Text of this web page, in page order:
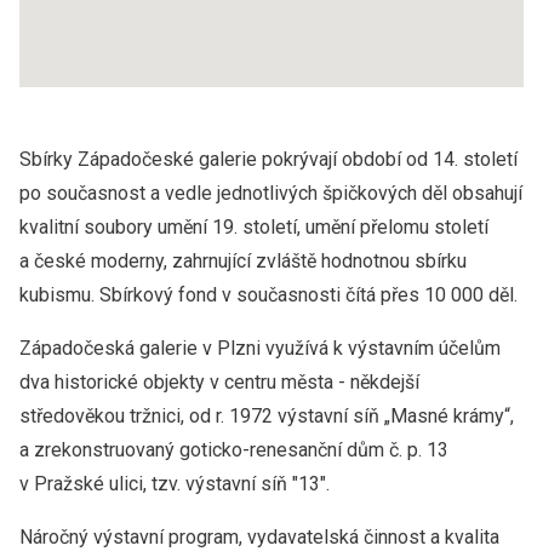
Sbírky Západočeské galerie pokrývají období od 14. století
po současnost a vedle jednotlivých špičkových děl obsahují
kvalitní soubory umění 19. století, umění přelomu století
a české moderny, zahrnující zvláště hodnotnou sbírku
kubismu. Sbírkový fond v současnosti čítá přes 10 000 děl.
Západočeská galerie v Plzni využívá k výstavním účelům
dva historické objekty v centru města - někdejší
středověkou tržnici, od r. 1972 výstavní síň „Masné krámy“,
a zrekonstruovaný goticko-renesanční dům č. p. 13
v Pražské ulici, tzv. výstavní síň "13".
Náročný výstavní program, vydavatelská činnost a kvalita